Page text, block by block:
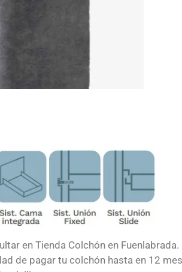
en Tienda Colchón en
de pagar tu colchón hasta en 12